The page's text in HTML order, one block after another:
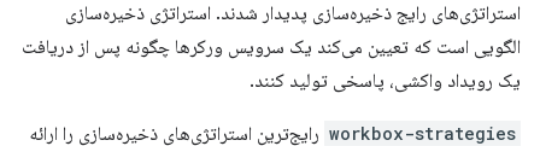
استراتژی‌های رایج ذخیره‌سازی پدیدار شدند. استراتژی ذخیره‌سازی
الگویی است که تعیین می‌کند یک سرویس ورکرها چگونه پس از دریافت
یک رویداد واکشی، پاسخی تولید کنند.
workbox-strategies رایج‌ترین استراتژی‌های ذخیره‌سازی را ارائه